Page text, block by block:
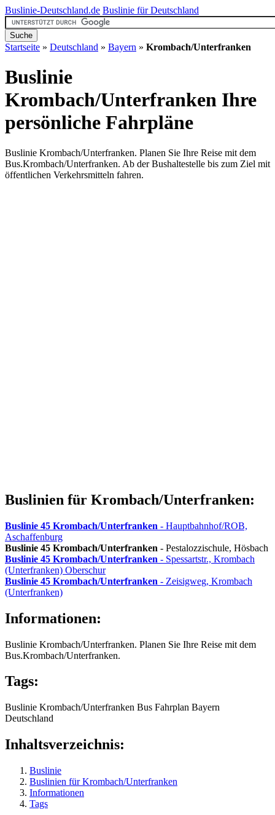
Buslinie-Deutschland.de Buslinie für Deutschland
Startseite » Deutschland » Bayern » Krombach/Unterfranken
Buslinie
Krombach/Unterfranken Ihre
persönliche Fahrpläne
Buslinie Krombach/Unterfranken. Planen Sie Ihre Reise mit dem
Bus.Krombach/Unterfranken. Ab der Bushaltestelle bis zum Ziel mit
öffentlichen Verkehrsmitteln fahren.
Buslinien für Krombach/Unterfranken:
Buslinie 45 Krombach/Unterfranken - Hauptbahnhof/ROB,
Aschaffenburg
Buslinie 45 Krombach/Unterfranken - Pestalozzischule, Hösbach
Buslinie 45 Krombach/Unterfranken - Spessartstr., Krombach
(Unterfranken) Oberschur
Buslinie 45 Krombach/Unterfranken - Zeisigweg, Krombach
(Unterfranken)
Informationen:
Buslinie Krombach/Unterfranken. Planen Sie Ihre Reise mit dem
Bus.Krombach/Unterfranken.
Tags:
Buslinie Krombach/Unterfranken Bus Fahrplan Bayern
Deutschland
Inhaltsverzeichnis:
Buslinie
Buslinien für Krombach/Unterfranken
Informationen
Tags